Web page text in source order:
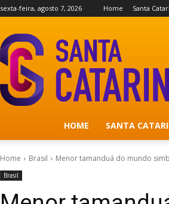
sexta-feira, agosto 7, 2026 Home Santa
HOME SANTA
Home Brasil Menor tamanduá do mundo
Brasil